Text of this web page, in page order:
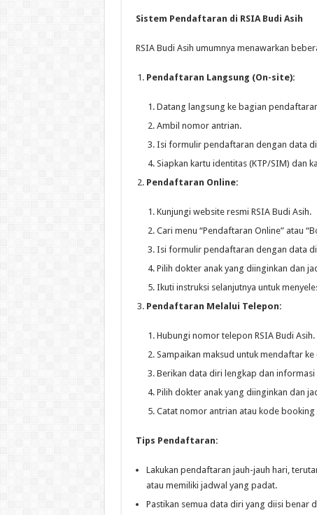
Sistem Pendaftaran di RSIA Budi Asih
RSIA Budi Asih umumnya menawarkan
Pendaftaran Langsung (On-site):
Datang langsung ke bagian
Ambil nomor antrian.
Isi formulir pendaftaran dengan data
Siapkan kartu identitas (KTP/SIM) dan
Pendaftaran Online:
Kunjungi website resmi RSIA Budi Asih.
Cari menu “Pendaftaran Online” atau
Isi formulir pendaftaran dengan data
Pilih dokter anak yang diinginkan dan
Ikuti instruksi selanjutnya untuk
Pendaftaran Melalui Telepon:
Hubungi nomor telepon RSIA Budi Asih.
Sampaikan maksud untuk mendaftar ke
Berikan data diri lengkap dan informasi
Pilih dokter anak yang diinginkan dan
Catat nomor antrian atau kode
Tips Pendaftaran:
Lakukan pendaftaran jauh-jauh hari,
atau memiliki jadwal yang padat.
Pastikan semua data diri yang diisi benar